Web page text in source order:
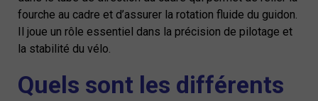
fourche au cadre et d’assurer la rotation fluide du guidon.
Il joue un rôle essentiel dans la précision de pilotage et
la stabilité du vélo.
Quels sont les différents